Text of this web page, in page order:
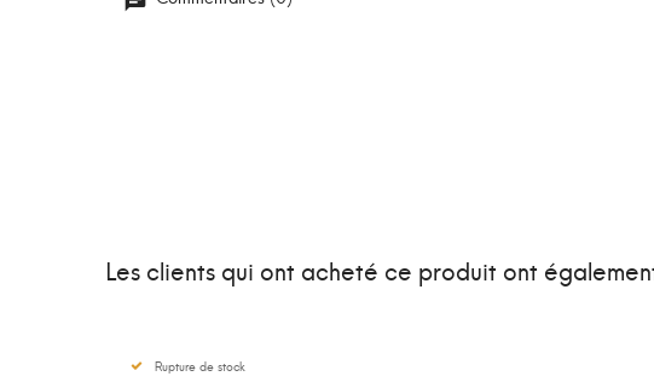
Les clients qui ont acheté ce produit ont
Rupture de stock